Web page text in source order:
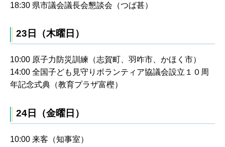
18:30 県市議会議長会懇談会（つば甚）
23日（木曜日）
10:00 原子力防災訓練（志賀町、羽咋市、かほく市）
14:00 全国子ども見守りボランティア協議会設立１０周
年記念式典（教育プラザ富樫）
24日（金曜日）
10:00 来客（知事室）